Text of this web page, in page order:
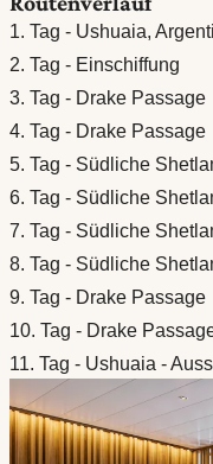
1. Tag - Ushuaia,
2. Tag - Einschiffung
3. Tag - Drake Passage
4. Tag - Drake Passage
5. Tag - Südliche
6. Tag - Südliche
7. Tag - Südliche
8. Tag - Südliche
9. Tag - Drake Passage
10. Tag - Drake
11. Tag - Ushuaia -